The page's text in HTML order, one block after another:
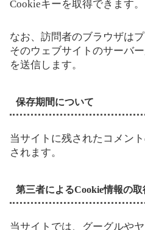
Cookieキーを取得できます。
なお、訪問者のブラウザは
そのウェブサイトのサーバ
を送信します。
保存期間について
当サイトに残されたコメン
されます。
第三者によるCookie情報の
当サイトでは、グーグルや